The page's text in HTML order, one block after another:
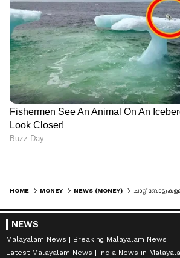
HOME MONEY NEWS (MONEY)
NEWS
Malayalam News
Breaking Malayalam News
Latest Malayalam News
India News in